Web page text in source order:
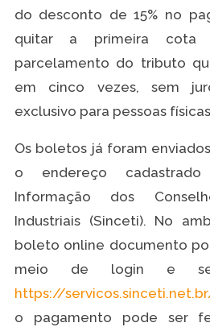
do desconto de 15% no
quitar a primeira cota
parcelamento do tributo
em cinco vezes, sem
exclusivo para pessoas
Os boletos já foram
o endereço
Informação dos
Industriais (Sinceti). No
boleto online documento
meio de login e
https://
o pagamento pode ser